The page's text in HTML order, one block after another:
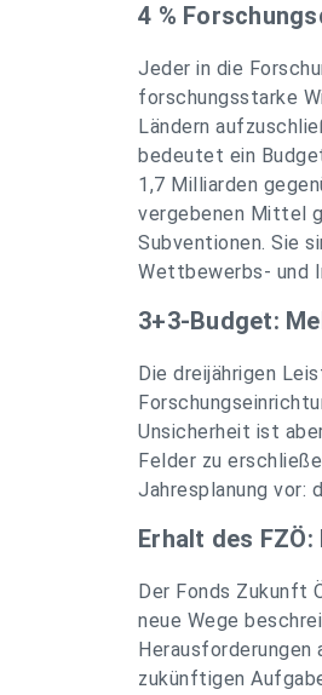
4 %
Jeder in die
forschungsstarke
Ländern
bedeutet ein
1,7 Milliarden
vergebenen Mittel
Subventionen. Sie
Wettbewerbs- und
3+3-Budget:
Die dreijährigen
Unsicherheit ist
Felder zu
Jahresplanung vor:
Erhalt des
Der Fonds Zukunft
neue Wege
Herausforderungen
zukünftigen